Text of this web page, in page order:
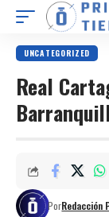
UNCATEGORIZED
Real
PorRedacción